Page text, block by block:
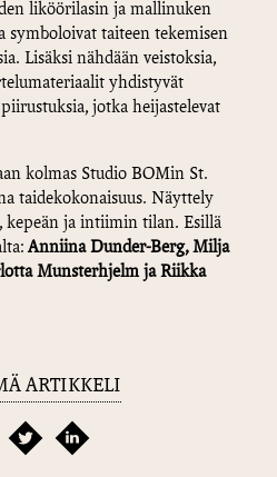
liköörilasin ja mallinuken
symboloivat taiteen tekemisen
Lisäksi nähdään veistoksia,
yhdistyvät
jotka heijastelevat
kolmas Studio BOMin St.
taidekokonaisuus. Näyttely
kepeän ja intiimin tilan. Esillä
Anniina Dunder-Berg, Milja
Munsterhjelm ja Riikka
ARTIKKELI